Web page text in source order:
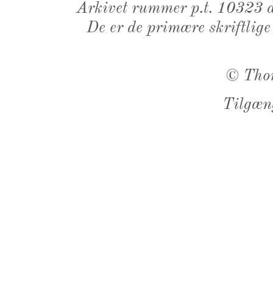
Arkivet rummer p.t. 10323
De er de primære
©